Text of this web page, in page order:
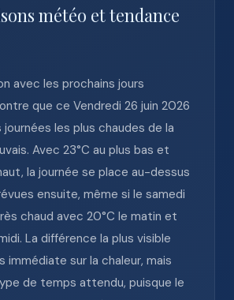
météo et tendance
avec les prochains jours
que ce Vendredi 26 juin 2026
les plus chaudes de la
Avec 23°C au plus bas et
la journée se place au-dessus
ensuite, même si le samedi
chaud avec 20°C le matin et
La différence la plus visible
immédiate sur la chaleur, mais
de temps attendu, puisque le